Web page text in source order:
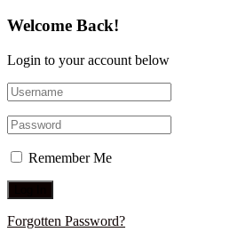
Welcome Back!
Login to your account below
Remember Me
Forgotten Password?